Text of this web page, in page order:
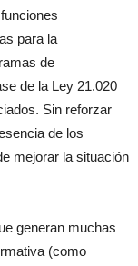
para la
de
de la Ley 21.020
Sin reforzar
de los
mejorar la situación
generan muchas
(como